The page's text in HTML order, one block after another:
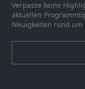
Verpasse keine
aktuellen
Neuigkeiten rund um